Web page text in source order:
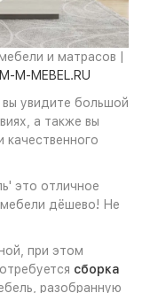
и матрасов |
M-M-MEBEL.RU
увидите большой
а также вы
качественного
это отличное
дёшево! Не
при этом
сборка
разобранную